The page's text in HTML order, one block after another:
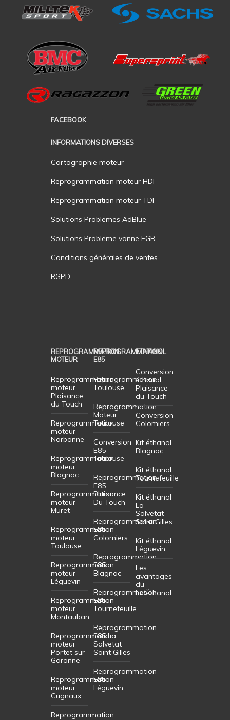
FACEBOOK
INFORMATIONS DIVERSES
Cartographie moteur
Reprogrammation moteur HDI
Reprogrammation moteur TDI
Solutions Problemes AdBlue
Solutions Probleme vanne EGR
Conditions générales de ventes
RGPD
REPROGRAMMATION
MOTEUR
Reprogrammation
moteur
Plaisance
du Touch
Reprogrammation
moteur
Narbonne
Reprogrammation
moteur
Blagnac
Reprogrammation
moteur
Muret
Reprogrammation
moteur
Toulouse
Reprogrammation
moteur
Léguevin
Reprogrammation
moteur
Montauban
Reprogrammation
moteur
Portet sur
Garonne
Reprogrammation
moteur
Cugnaux
Reprogrammation
REPROGRAMMATION
E85
Reprogrammation
Toulouse
Reprogrammation
Moteur
Toulouse
Conversion
E85
Toulouse
Reprogrammation
E85
Plaisance
Du Touch
Reprogrammation
E85
Colomiers
Reprogrammation
E85
Blagnac
Reprogrammation
E85
Tournefeuille
Reprogrammation
E85 La
Salvetat
Saint Gilles
Reprogrammation
E85
Léguevin
ETHANOL
Conversion
éthanol
Plaisance
du Touch
Conversion
Colomiers
Kit éthanol
Blagnac
Kit éthanol
Tournefeuille
Kit éthanol
La
Salvetat
Saint Gilles
Kit éthanol
Léguevin
Les
avantages
du
bioéthanol